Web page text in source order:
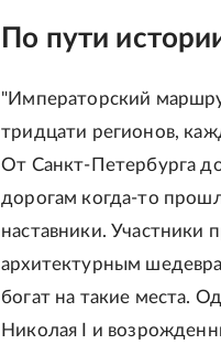
По пути
"Императорский
тридцати регионов,
От Санкт-Петербурга
дорогам когда-то
наставники. Участники
архитектурным
богат на такие места.
Николая I и